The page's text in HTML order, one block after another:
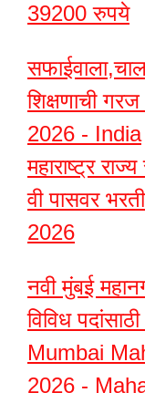
39200 रुपये
शिक्षणाची
2026 - India
महाराष्ट्र
वी पासवर
2026
नवी मुंबई
विविध
Mumbai
2026 -